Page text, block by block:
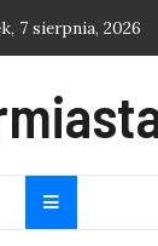
7 sierpnia, 2026